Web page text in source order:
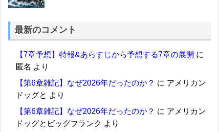
最新のコメント
【7章予想】特報&あらすじから予想する7章の展開 に
匿名 より
【第6章雑記】なぜ2026年だったのか？ に アメリカン
ドッグと より
【第6章雑記】なぜ2026年だったのか？ に アメリカン
ドッグとビッグフランク より